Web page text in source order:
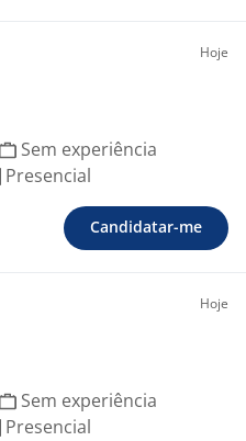
Hoje
Sem experiência
Presencial
Candidatar-me
Hoje
Sem experiência
Presencial